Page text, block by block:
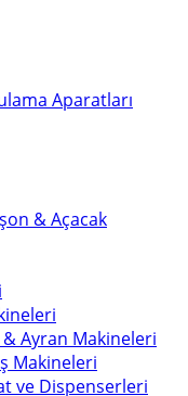
Aparatları
& Açacak
Ayran Makineleri
Makineleri
ve Dispenserleri